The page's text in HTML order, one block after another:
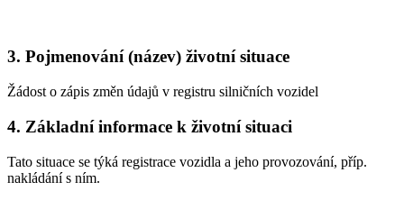
3. Pojmenování (název) životní situace
Žádost o zápis změn údajů v registru silničních vozidel
4. Základní informace k životní situaci
Tato situace se týká registrace vozidla a jeho provozování, příp.
nakládání s ním.